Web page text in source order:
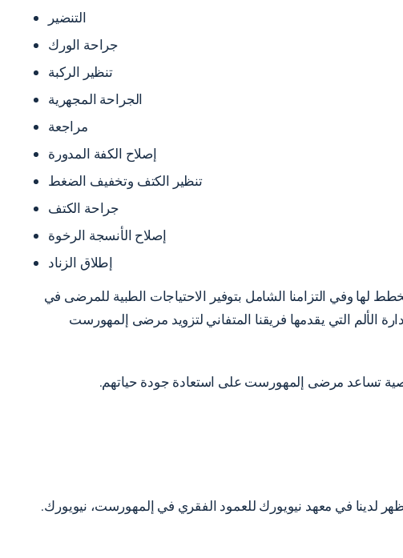
التنضير
جراحة الورك
تنظير الركبة
الجراحة المجهرية
مراجعة
إصلاح الكفة المدورة
تنظير الكتف وتخفيف الضغط
جراحة الكتف
إصلاح الأنسجة الرخوة
إطلاق الزناد
لها وفي التزامنا الشامل بتوفير الاحتياجات الطبية للمرضى في
الألم التي يقدمها فريقنا المتفاني لتزويد مرضى إلمهورست
تساعد مرضى إلمهورست على استعادة جودة حياتهم.
لدينا في معهد نيويورك للعمود الفقري في إلمهورست، نيويورك.